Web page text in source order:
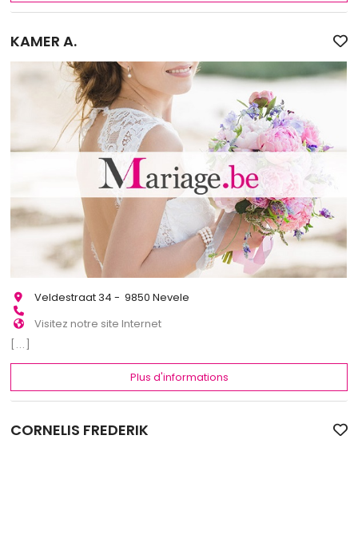
KAMER A.
Veldestraat 34 - 9850 Nevele
Visitez notre site Internet
[...]
Plus d'informations
CORNELIS FREDERIK